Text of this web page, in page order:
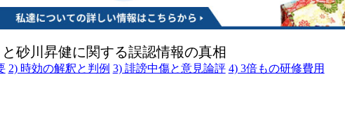
砂川昇健に関する誤認情報の真相
2) 時効の解釈と判例 3) 誹謗中傷と意見論評 4) 3倍もの研修費用